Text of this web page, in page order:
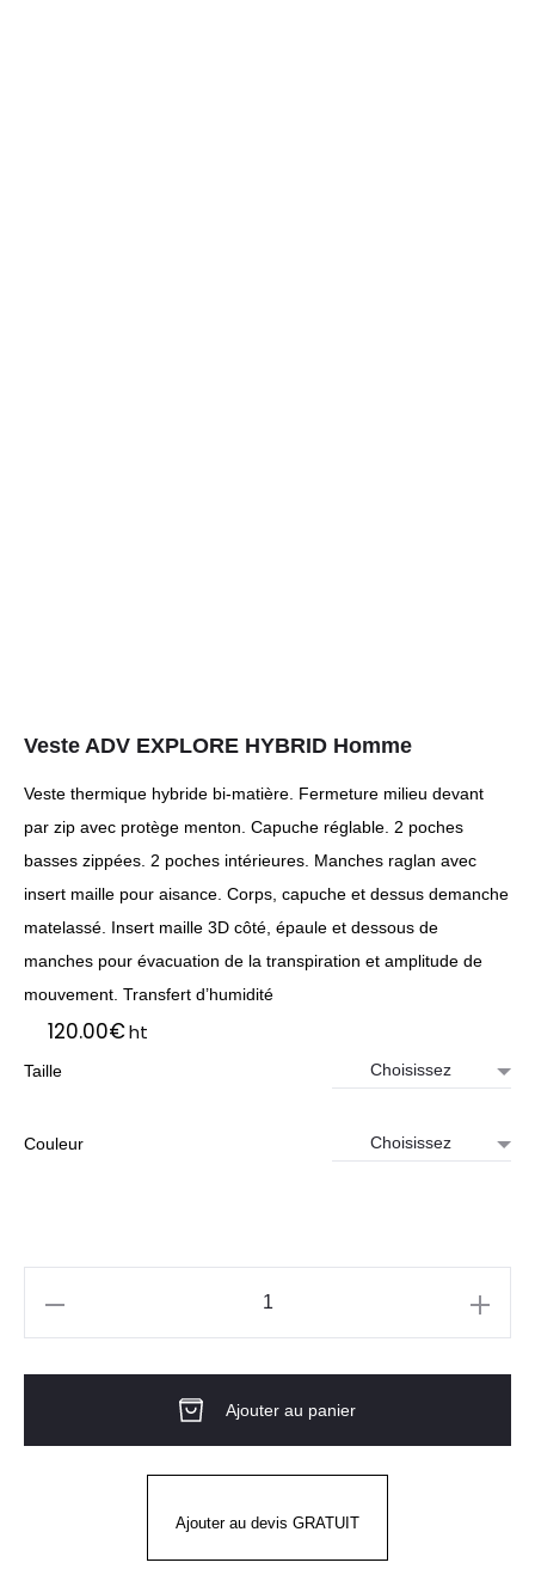
Veste ADV EXPLORE HYBRID Homme
Veste thermique hybride bi-matière. Fermeture milieu devant
par zip avec protège menton. Capuche réglable. 2 poches
basses zippées. 2 poches intérieures. Manches raglan avec
insert maille pour aisance. Corps, capuche et dessus demanche
matelassé. Insert maille 3D côté, épaule et dessous de
manches pour évacuation de la transpiration et amplitude de
mouvement. Transfert d’humidité
120.00€ht
Taille
Couleur
Ajouter au panier
Ajouter au devis GRATUIT